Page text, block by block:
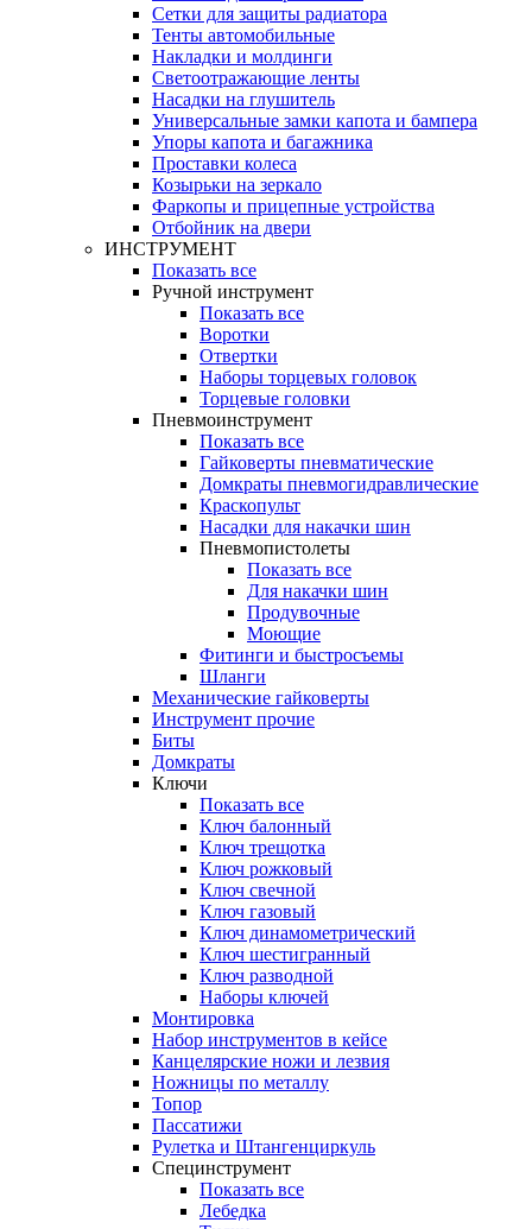
Сетки для защиты радиатора
Тенты автомобильные
Накладки и молдинги
Светоотражающие ленты
Насадки на глушитель
Универсальные замки капота и бампера
Упоры капота и багажника
Проставки колеса
Козырьки на зеркало
Фаркопы и прицепные устройства
Отбойник на двери
ИНСТРУМЕНТ
Показать все
Ручной инструмент
Показать все
Воротки
Отвертки
Наборы торцевых головок
Торцевые головки
Пневмоинструмент
Показать все
Гайковерты пневматические
Домкраты пневмогидравлические
Краскопульт
Насадки для накачки шин
Пневмопистолеты
Показать все
Для накачки шин
Продувочные
Моющие
Фитинги и быстросъемы
Шланги
Механические гайковерты
Инструмент прочиe
Биты
Домкраты
Ключи
Показать все
Ключ балонный
Ключ трещотка
Ключ рожковый
Ключ свечной
Ключ газовый
Ключ динамометрический
Ключ шестигранный
Ключ разводной
Наборы ключей
Монтировка
Набор инструментов в кейсе
Канцелярские ножи и лезвия
Ножницы по металлу
Топор
Пассатижи
Рулетка и Штангенциркуль
Специнструмент
Показать все
Лебедка